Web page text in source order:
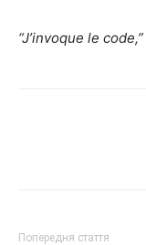
“J’invoque le code,”
Попередня стаття